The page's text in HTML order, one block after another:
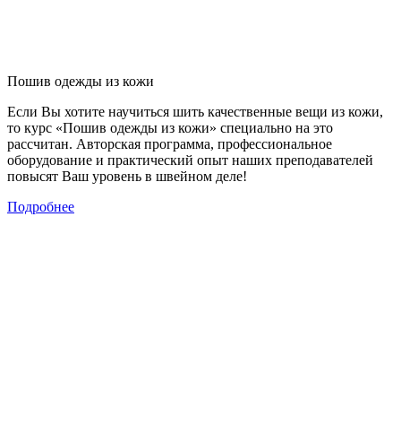
Пошив одежды из кожи
Если Вы хотите научиться шить качественные вещи из кожи,
то курс «Пошив одежды из кожи» специально на это
рассчитан. Авторская программа, профессиональное
оборудование и практический опыт наших преподавателей
повысят Ваш уровень в швейном деле!
Подробнее